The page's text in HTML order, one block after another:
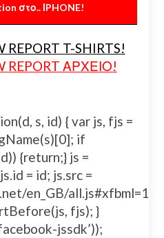
στο.. ΙPHONE!
REPORT T-SHIRTS!
REPORT ΑΡΧΕΙΟ!
s, id) { var js, fjs =
if
{return;} js =
= id; js.src =
en_GB/
fjs); }
jssdk’));